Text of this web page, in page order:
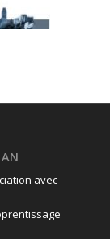
avec